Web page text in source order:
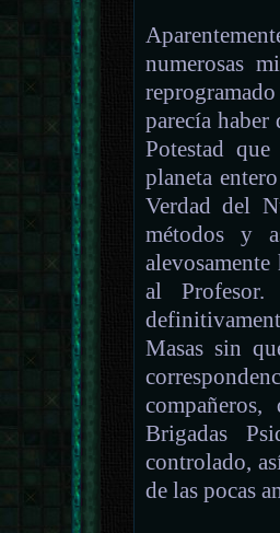
numerosas
parecía
Potestad
planeta
Verdad del
métodos y
al
Masas sin
Brigadas
controlado,
de las pocas